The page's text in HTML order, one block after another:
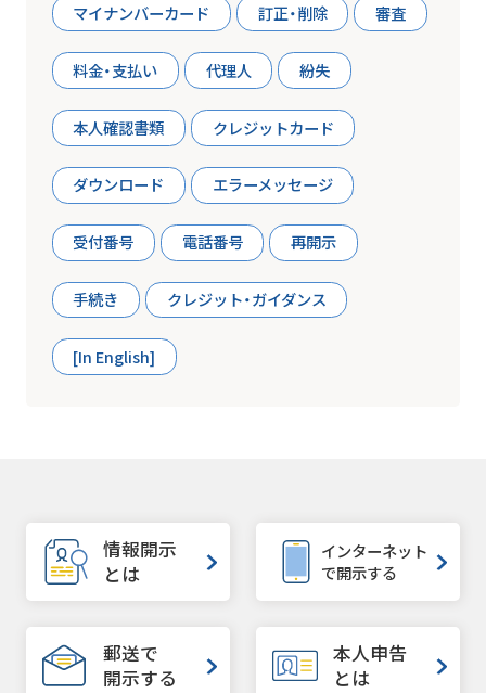
マイナンバーカード 訂正・削除 審査
料金・支払い 代理人 紛失
本人確認書類 クレジットカード
ダウンロード エラーメッセージ
受付番号 電話番号 再開示
手続き クレジット・ガイダンス
[In English]
情報開示
とは
インターネット
で開示する
郵送で
開示する
本人申告
とは